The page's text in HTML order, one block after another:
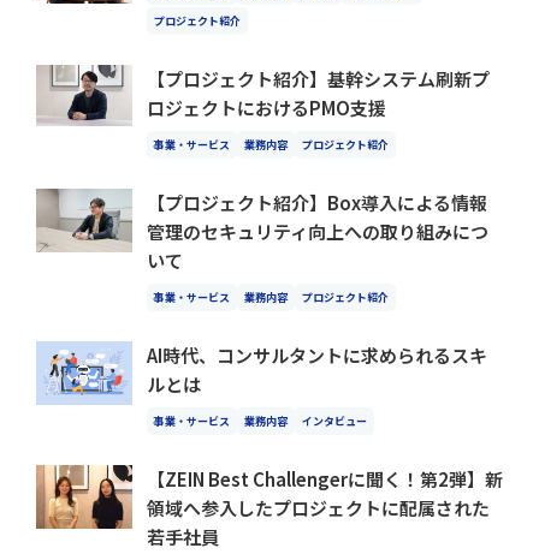
プロジェクト紹介
【プロジェクト紹介】基幹システム刷新プ
ロジェクトにおけるPMO支援
事業・サービス 業務内容 プロジェクト紹介
【プロジェクト紹介】Box導入による情報
管理のセキュリティ向上への取り組みにつ
いて
事業・サービス 業務内容 プロジェクト紹介
AI時代、コンサルタントに求められるスキ
ルとは
事業・サービス 業務内容 インタビュー
【ZEIN Best Challengerに聞く！第2弾】新
領域へ参入したプロジェクトに配属された
若手社員